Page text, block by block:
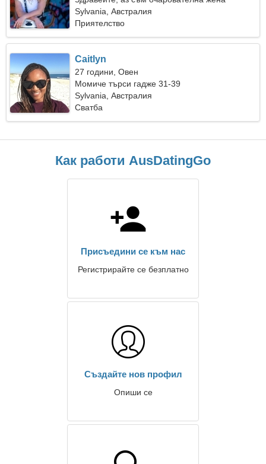
Sylvania, Австралия
Приятелство
Caitlyn
27 години, Овен
Момиче търси гадже 31-39
Sylvania, Австралия
Сватба
Как работи AusDatingGo
Присъедини се към нас
Регистрирайте се безплатно
Създайте нов профил
Опиши се